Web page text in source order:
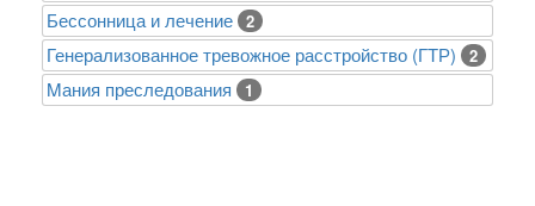
Бессонница и лечение 2
Генерализованное тревожное расстройство (ГТР) 2
Mания преследования 1